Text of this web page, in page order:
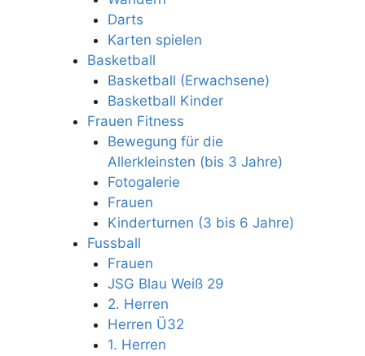
Darts
Karten spielen
Basketball
Basketball (Erwachsene)
Basketball Kinder
Frauen Fitness
Bewegung für die
Allerkleinsten (bis 3 Jahre)
Fotogalerie
Frauen
Kinderturnen (3 bis 6 Jahre)
Fussball
Frauen
JSG Blau Weiß 29
2. Herren
Herren Ü32
1. Herren